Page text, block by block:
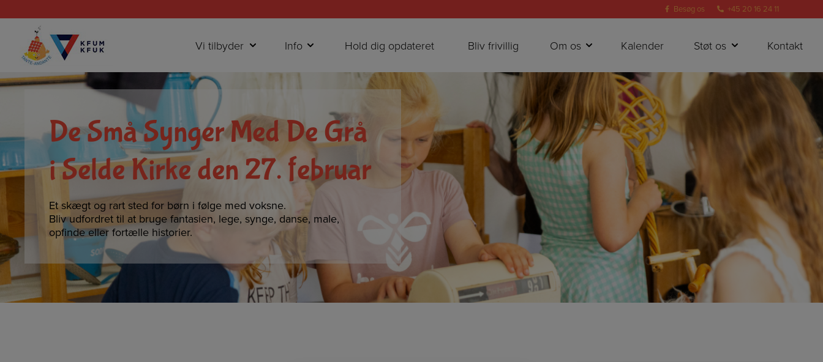
til
indholdet
Besøg os +45 20 16 24 11
Vi tilbyder Info Hold dig opdateret Bliv frivillig Om os Kalender Støt os Kontakt
De Små Synger Med De Grå
i Selde Kirke den 27. februar
Et skægt og rart sted for børn i følge med voksne.
Bliv udfordret til at bruge fantasien, lege, synge, danse, male,
opfinde eller fortælle historier.